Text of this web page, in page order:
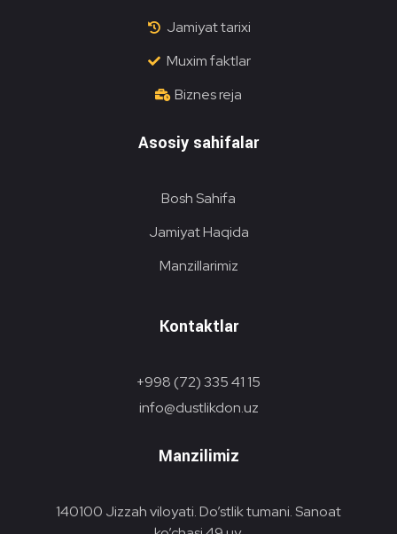
Jamiyat tarixi
Muxim faktlar
Biznes reja
Asosiy sahifalar
Bosh Sahifa
Jamiyat Haqida
Manzillarimiz
Kontaktlar
+998 (72) 335 41 15
info@dustlikdon.uz
Manzilimiz
140100 Jizzah viloyati. Do’stlik tumani. Sanoat